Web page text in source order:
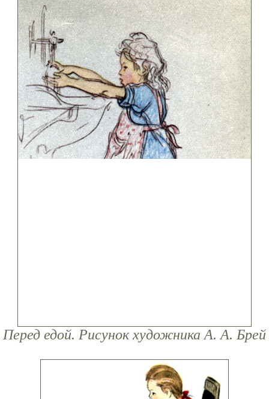
Перед едой. Рисунок художника А. А. Брей